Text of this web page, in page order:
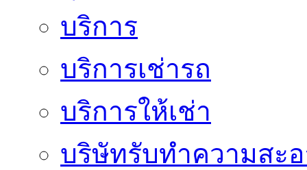
บริการ
บริการเช่ารถ
บริการให้เช่า
บริษัทรับทำความสะ